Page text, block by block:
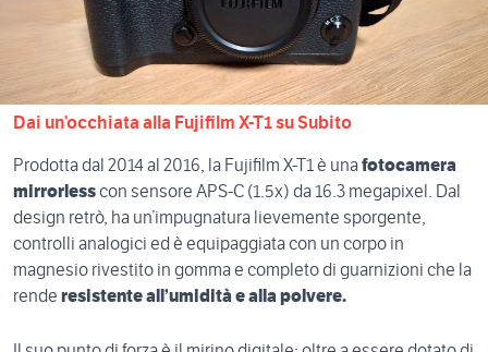
Dai un’occhiata alla Fujifilm X-T1 su Subito
Prodotta dal 2014 al 2016, la Fujifilm X-T1 è unafotocamera
mirrorlesscon sensore APS-C (1.5x) da 16.3 megapixel. Dal
design retrò, ha un’impugnatura lievemente sporgente,
controlli analogici ed è equipaggiata con un corpo in
magnesio rivestito in gomma e completo di guarnizioni che la
rende resistente all’umidità e alla polvere.